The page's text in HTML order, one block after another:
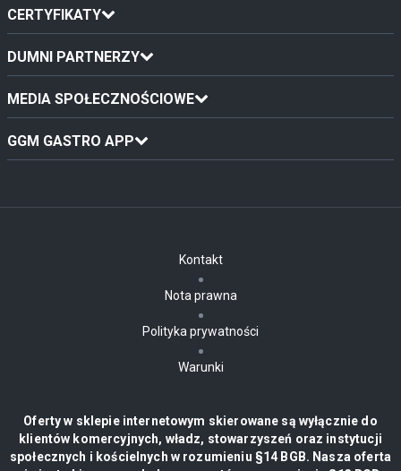
CERTYFIKATY
DUMNI PARTNERZY
MEDIA SPOŁECZNOŚCIOWE
GGM GASTRO APP
Kontakt
Nota prawna
Polityka prywatności
Warunki
Oferty w sklepie internetowym skierowane są wyłącznie do
klientów komercyjnych, władz, stowarzyszeń oraz instytucji
społecznych i kościelnych w rozumieniu §14 BGB. Nasza oferta